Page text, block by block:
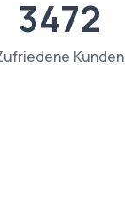
3472
Kunden